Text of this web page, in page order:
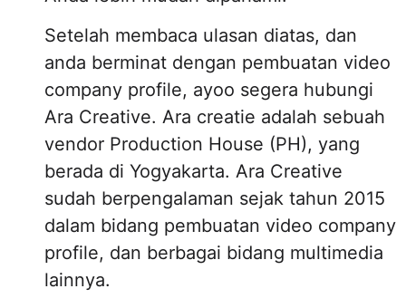
Setelah membaca ulasan diatas, dan
anda berminat dengan pembuatan video
company profile, ayoo segera hubungi
Ara Creative. Ara creatie adalah sebuah
vendor Production House (PH), yang
berada di Yogyakarta. Ara Creative
sudah berpengalaman sejak tahun 2015
dalam bidang pembuatan video company
profile, dan berbagai bidang multimedia
lainnya.